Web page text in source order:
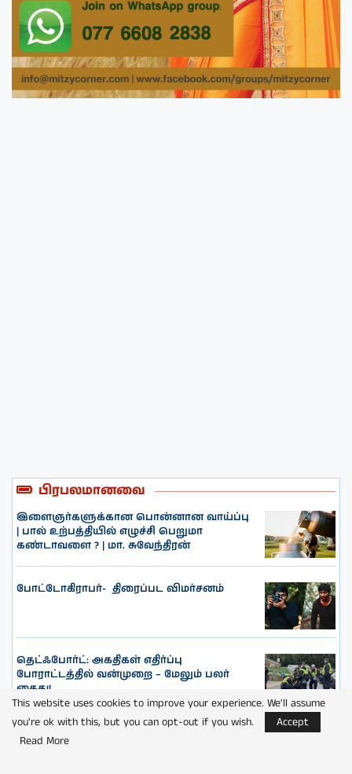
பிரபலமானவை
இளைஞர்களுக்கான பொன்னான வாய்ப்பு
| பால் உற்பத்தியில் எழுச்சி பெறுமா
கண்டாவளை ? | மா. சுவேந்திரன்
போட்டோகிராபர்- ‌ திரைப்பட விமர்சனம்
தெட்ஃபோர்ட்: அகதிகள் எதிர்ப்பு
போராட்டத்தில் வன்முறை – மேலும் பலர்
கைது!
யாழ்ப்பாணம் சிறைச்சாலையிலும்
பாதுகாப்பு பலப்படுத்தல்
This website uses cookies to improve your experience. We'll assume
you're ok with this, but you can opt-out if you wish.
Accept
Read More